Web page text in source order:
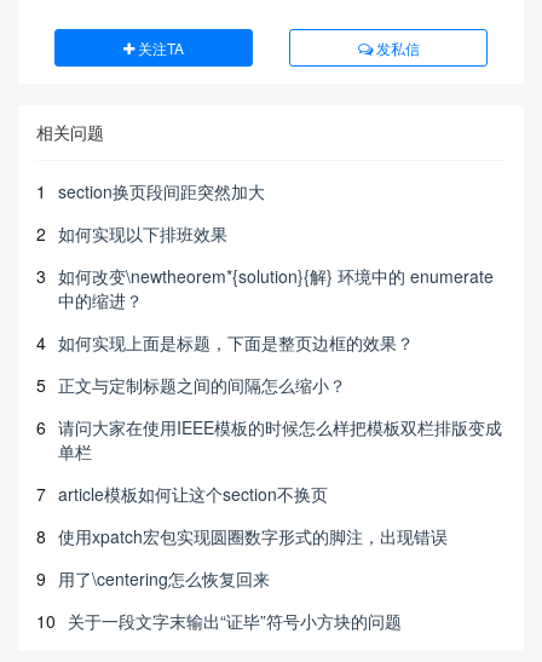
\newenvironment{cnabstract}[1][摘要：]
{    \fangsong \zihao{5}
      \leftline{#1}
{    \fangsong \zihao{5}
}{}
\usepackage{fontspec}
\title{LMS自适应滤波器算法及其变步长改进算法}
\author{学号 姓名}
\begin{document}
    \maketitle
%    %摘要开始部分
%    \begin{cnabstract}
%    \par
%        %“\par在段首，表示另起一行，“\textbf{}”,花
关注TA 发私信
相关问题
1
section换页段间距突然加大
2 如何实现以下排班效果
3 如何改变\newtheorem*{solution}{解} 环境中的 enumerate
中的缩进？
4 如何实现上面是标题，下面是整页边框的效果？
5 正文与定制标题之间的间隔怎么缩小？
6 请问大家在使用IEEE模板的时候怎么样把模板双栏排版变成
单栏
7 article模板如何让这个section不换页
8 使用xpatch宏包实现圆圈数字形式的脚注，出现错误
9 用了\centering怎么恢复回来
10 关于一段文字末输出“证毕”符号小方块的问题